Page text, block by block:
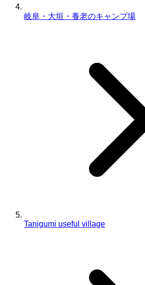
岐阜・大垣・養老のキャンプ場
Tanigumi useful village